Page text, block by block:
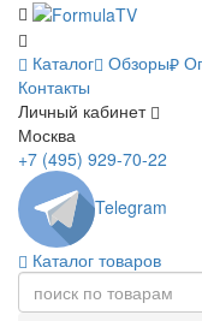
Каталог Обзоры
Контакты
Личный кабинет
Москва
+7 (495) 929-70-22
Telegram
Каталог товаров